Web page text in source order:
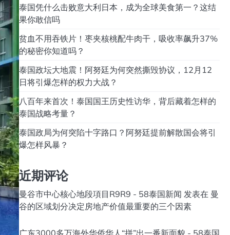
泰国凭什么击败意大利日本，成为全球美食第一？这结
果你敢信吗
贫血不用吞铁片！枣夹核桃配牛肉干，吸收率飙升37%
的秘密你知道吗？
泰国政坛大地震！阿努廷为何突然撕毁协议，12月12
日将引爆怎样的权力大战？
八百年来首次！泰国国王历史性访华，背后藏着怎样的
泰国战略考量？
泰国政局为何突陷十字路口？阿努廷提前解散国会将引
爆怎样风暴？
近期评论
曼谷市中心核心地段項目R9R9 - 58泰国新闻 发表在 曼
谷的区域划分决定房地产价值最重要的三个因素
广东3000多万海外华侨华人“拼”出一番新面貌 - 58泰国